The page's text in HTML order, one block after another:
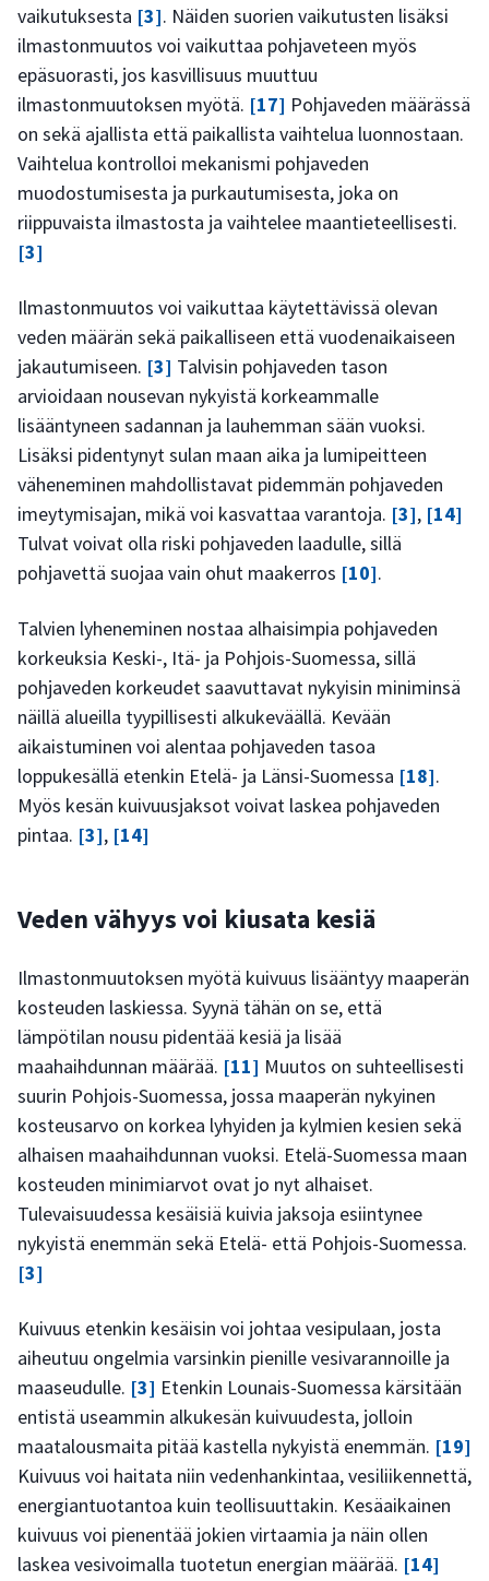
vaikutuksesta [3]. Näiden suorien vaikutusten lisäksi
ilmastonmuutos voi vaikuttaa pohjaveteen myös
epäsuorasti, jos kasvillisuus muuttuu
ilmastonmuutoksen myötä. [17] Pohjaveden määrässä
on sekä ajallista että paikallista vaihtelua luonnostaan.
Vaihtelua kontrolloi mekanismi pohjaveden
muodostumisesta ja purkautumisesta, joka on
riippuvaista ilmastosta ja vaihtelee maantieteellisesti.
[3]
Ilmastonmuutos voi vaikuttaa käytettävissä olevan
veden määrän sekä paikalliseen että vuodenaikaiseen
jakautumiseen. [3] Talvisin pohjaveden tason
arvioidaan nousevan nykyistä korkeammalle
lisääntyneen sadannan ja lauhemman sään vuoksi.
Lisäksi pidentynyt sulan maan aika ja lumipeitteen
väheneminen mahdollistavat pidemmän pohjaveden
imeytymisajan, mikä voi kasvattaa varantoja. [3], [14]
Tulvat voivat olla riski pohjaveden laadulle, sillä
pohjavettä suojaa vain ohut maakerros [10].
Talvien lyheneminen nostaa alhaisimpia pohjaveden
korkeuksia Keski-, Itä- ja Pohjois-Suomessa, sillä
pohjaveden korkeudet saavuttavat nykyisin miniminsä
näillä alueilla tyypillisesti alkukeväällä. Kevään
aikaistuminen voi alentaa pohjaveden tasoa
loppukesällä etenkin Etelä- ja Länsi-Suomessa [18].
Myös kesän kuivuusjaksot voivat laskea pohjaveden
pintaa. [3], [14]
Veden vähyys voi kiusata kesiä
Ilmastonmuutoksen myötä kuivuus lisääntyy maaperän
kosteuden laskiessa. Syynä tähän on se, että
lämpötilan nousu pidentää kesiä ja lisää
maahaihdunnan määrää. [11] Muutos on suhteellisesti
suurin Pohjois-Suomessa, jossa maaperän nykyinen
kosteusarvo on korkea lyhyiden ja kylmien kesien sekä
alhaisen maahaihdunnan vuoksi. Etelä-Suomessa maan
kosteuden minimiarvot ovat jo nyt alhaiset.
Tulevaisuudessa kesäisiä kuivia jaksoja esiintynee
nykyistä enemmän sekä Etelä- että Pohjois-Suomessa.
[3]
Kuivuus etenkin kesäisin voi johtaa vesipulaan, josta
aiheutuu ongelmia varsinkin pienille vesivarannoille ja
maaseudulle. [3] Etenkin Lounais-Suomessa kärsitään
entistä useammin alkukesän kuivuudesta, jolloin
maatalousmaita pitää kastella nykyistä enemmän. [19]
Kuivuus voi haitata niin vedenhankintaa, vesiliikennettä,
energiantuotantoa kuin teollisuuttakin. Kesäaikainen
kuivuus voi pienentää jokien virtaamia ja näin ollen
laskea vesivoimalla tuotetun energian määrää. [14]